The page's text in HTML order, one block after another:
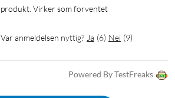
produkt. Virker som forventet
Var anmeldelsen nyttig? Ja (6) Nei (9)
Powered By TestFreaks